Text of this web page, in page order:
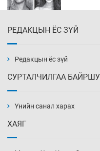
Уржигдар
нэмэгджээ
РЕДАКЦЫН ЁС ЗҮЙ
Редакцын ёс зүй
СУРТАЛЧИЛГАА
Үнийн санал харах
ХАЯГ